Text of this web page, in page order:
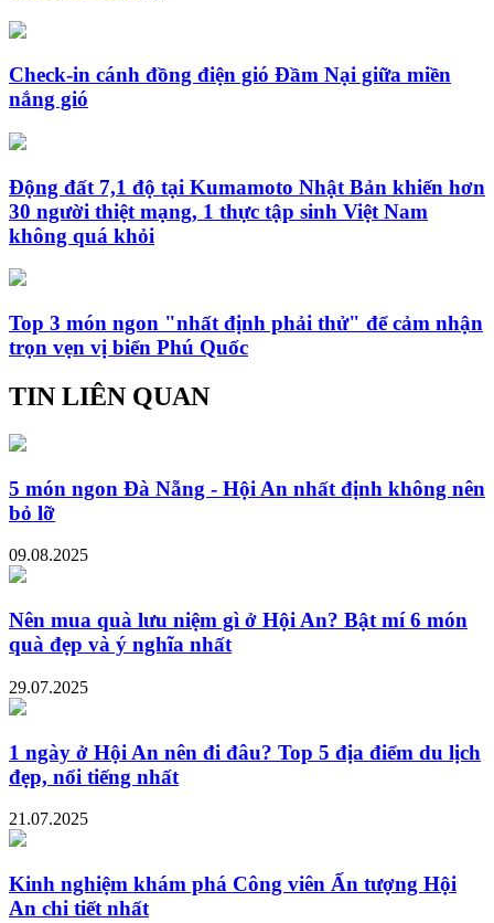
Check-in cánh đồng điện gió Đầm Nại giữa miền
nắng gió
Động đất 7,1 độ tại Kumamoto Nhật Bản khiến hơn
30 người thiệt mạng, 1 thực tập sinh Việt Nam
không quá khỏi
Top 3 món ngon "nhất định phải thử" để cảm nhận
trọn vẹn vị biển Phú Quốc
TIN LIÊN QUAN
5 món ngon Đà Nẵng - Hội An nhất định không nên
bỏ lỡ
09.08.2025
Nên mua quà lưu niệm gì ở Hội An? Bật mí 6 món
quà đẹp và ý nghĩa nhất
29.07.2025
1 ngày ở Hội An nên đi đâu? Top 5 địa điểm du lịch
đẹp, nổi tiếng nhất
21.07.2025
Kinh nghiệm khám phá Công viên Ấn tượng Hội
An chi tiết nhất